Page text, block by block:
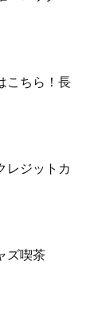
こちら！長
レジットカ
ズ喫茶